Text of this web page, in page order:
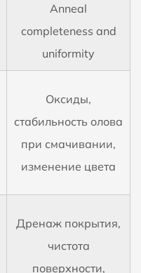
Аnneal
completeness and
uniformity
Оксиды,
стабильность олова
при смачивании,
изменение цвета
Дренаж покрытия,
чистота
поверхности,